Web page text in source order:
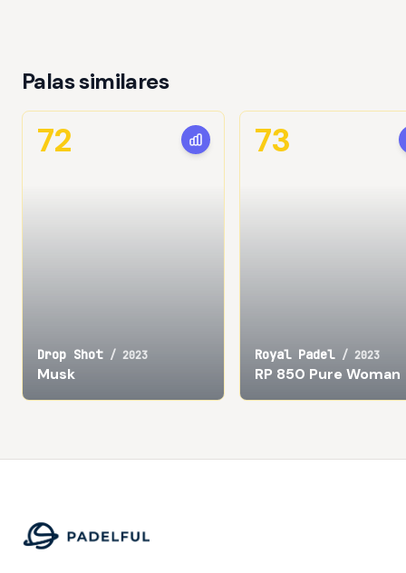
Palas similares
Drop Shot / 2023
Musk
72
Royal Padel / 2023
RP 850 Pure Woman
73